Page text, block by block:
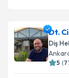
Dt.
Diş
5 (